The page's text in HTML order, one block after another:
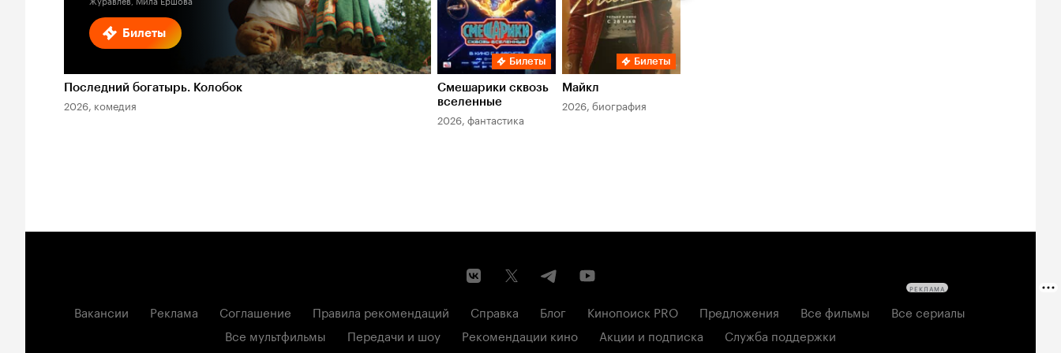
Билеты
Последний богатырь. Колобок
2026, комедия
Билеты
Смешарики сквозь
вселенные
2026, фантастика
Билеты
Майкл
2026, биография
Вакансии Реклама Соглашение Правила рекомендаций Справка Блог Кинопоиск PRO Предложения Все фильмы
Все сериалы
Все мультфильмы
Передачи и шоу Рекомендации кино Акции и подписка Служба поддержки
РЕКЛАМА